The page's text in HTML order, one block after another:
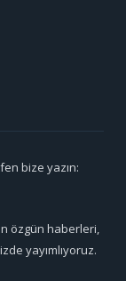
bize yazın:
özgün haberleri,
yayımlıyoruz.